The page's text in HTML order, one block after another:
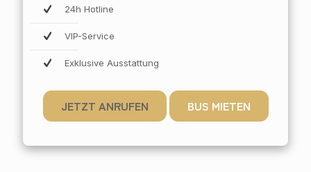
24h Hotline
VIP-Service
Exklusive Ausstattung
JETZT ANRUFEN BUS MIETEN